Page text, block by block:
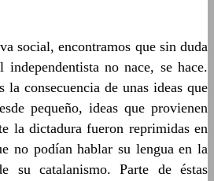
social, encontramos que sin duda
no nace, se hace.
la consecuencia de unas ideas que
pequeño, ideas que provienen
la dictadura fueron reprimidas en
no podían hablar su lengua en la
su catalanismo. Parte de éstas